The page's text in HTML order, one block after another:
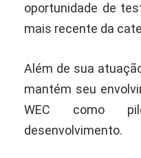
oportunidade de
mais recente da
Além de sua
mantém seu
WEC como
desenvolvimento.